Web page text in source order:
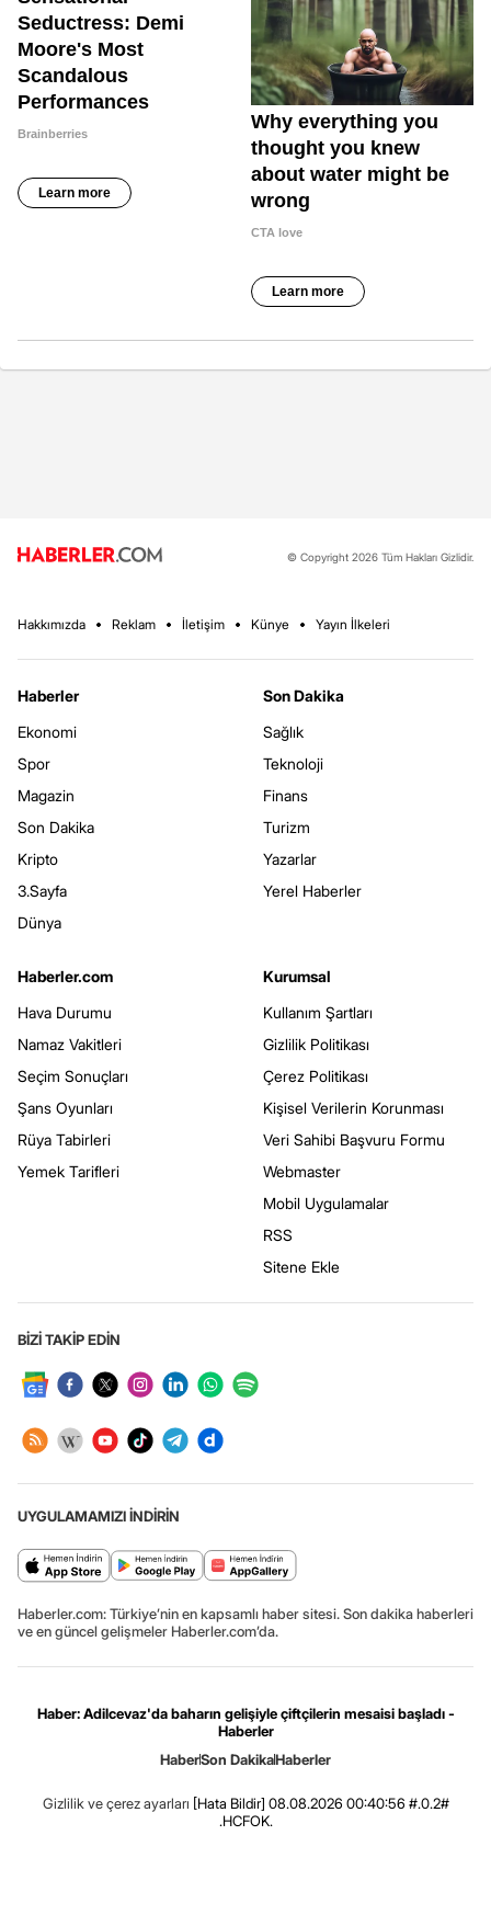
© Copyright 2026 Tüm Hakları Gizlidir.
Hakkımızda Reklam İletişim Künye Yayın İlkeleri
Haberler
Ekonomi
Spor
Magazin
Son Dakika
Kripto
3.Sayfa
Dünya
Son Dakika
Sağlık
Teknoloji
Finans
Turizm
Yazarlar
Yerel Haberler
Haberler.com
Hava Durumu
Namaz Vakitleri
Seçim Sonuçları
Şans Oyunları
Rüya Tabirleri
Yemek Tarifleri
Kurumsal
Kullanım Şartları
Gizlilik Politikası
Çerez Politikası
Kişisel Verilerin Korunması
Veri Sahibi Başvuru Formu
Webmaster
Mobil Uygulamalar
RSS
Sitene Ekle
BİZİ TAKİP EDİN
UYGULAMAMIZI İNDİRİN
Haberler.com: Türkiye’nin en kapsamlı haber sitesi. Son dakika haberleri
ve en güncel gelişmeler Haberler.com’da.
Haber: Adilcevaz'da baharın gelişiyle çiftçilerin mesaisi başladı -
Haberler
HaberSon DakikaHaberler
Gizlilik ve çerez ayarları [Hata Bildir] 08.08.2026 00:40:56 #.0.2#
.HCFOK.